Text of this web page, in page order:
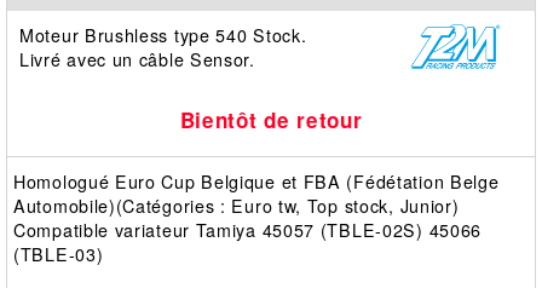
Moteur Brushless type 540 Stock.
Livré avec un câble Sensor.
Bientôt de retour
Homologué Euro Cup Belgique et FBA (Fédétation Belge
Automobile)(Catégories : Euro tw, Top stock, Junior)
Compatible variateur Tamiya 45057 (TBLE-02S) 45066
(TBLE-03)